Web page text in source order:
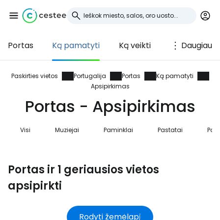
Portas Ką pamatyti Ką veikti Daugiau
Paskirties vietos Portugalija Portas
Ką pamatyti
Apsipirkimas
Portas - Apsipirkimas
Visi Muziejai Paminklai Pastatai
Portas ir 1 geriausios vietos
apsipirkti
Rodyti žemėlapį
Prisijunkite prie
Cestee
... pasaulinė kelionių bendruomenė
Tęsti su Google
Tęsti su Facebook
Tęsti el. paštu